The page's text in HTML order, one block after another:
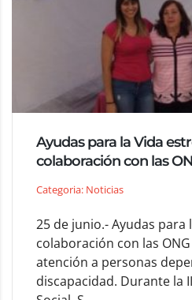
Ayudas para la Vida
colaboración con las
Categoria: Noticias
25 de junio.- Ayudas para
colaboración con las
atención a personas
discapacidad. Durante la